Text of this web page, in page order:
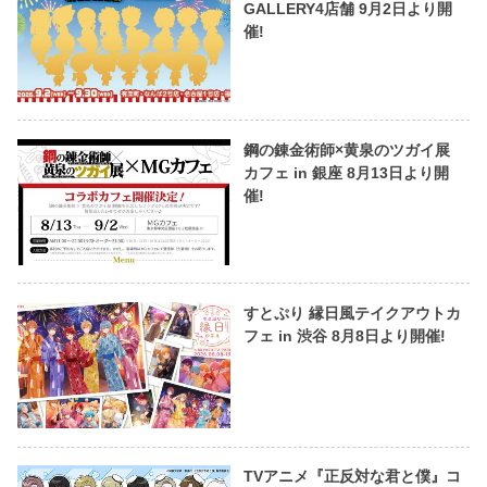
GALLERY4店舗 9月2日より開
催!
鋼の錬金術師×黄泉のツガイ展
カフェ in 銀座 8月13日より開
催!
すとぷり 縁日風テイクアウトカ
フェ in 渋谷 8月8日より開催!
TVアニメ『正反対な君と僕』コ